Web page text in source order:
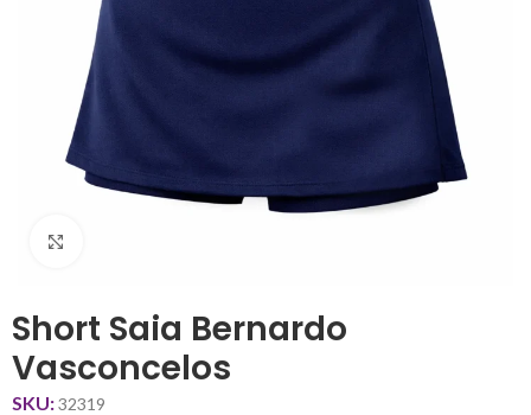
Short Saia Bernardo
Vasconcelos
SKU:32319